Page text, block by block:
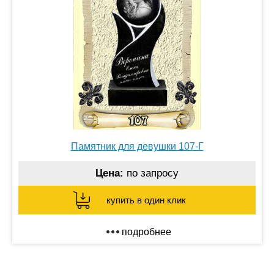
Памятник для девушки 107-Г
Цена: по запросу
купить в один клик
подробнее